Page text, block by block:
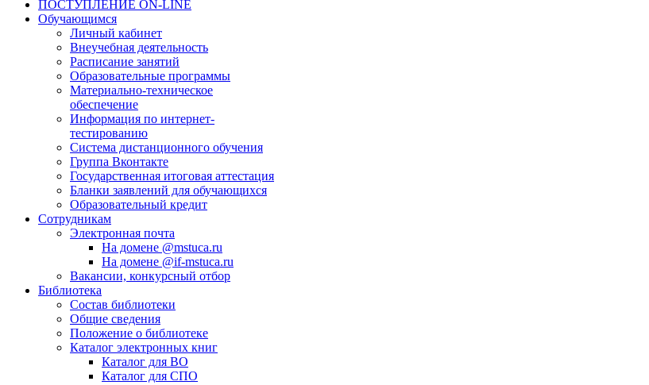
ПОСТУПЛЕНИЕ ON-LINE
Обучающимся
Личный кабинет
Внеучебная деятельность
Расписание занятий
Образовательные программы
Материально-техническое
обеспечение
Информация по интернет-
тестированию
Система дистанционного обучения
Группа Вконтакте
Государственная итоговая аттестация
Бланки заявлений для обучающихся
Образовательный кредит
Сотрудникам
Электронная почта
На домене @mstuca.ru
На домене @if-mstuca.ru
Вакансии, конкурсный отбор
Библиотека
Состав библиотеки
Общие сведения
Положение о библиотеке
Каталог электронных книг
Каталог для ВО
Каталог для СПО